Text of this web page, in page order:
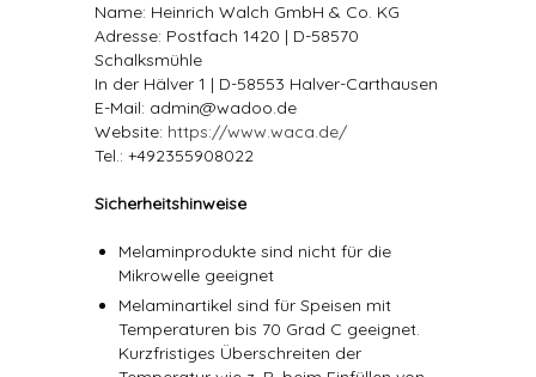
Name: Heinrich Walch GmbH & Co. KG
Adresse: Postfach 1420 | D-58570
Schalksmühle
In der Hälver 1 | D-58553 Halver-Carthausen
E-Mail: admin@wadoo.de
Website: https://www.waca.de/
Tel.: +492355908022
Sicherheitshinweise
Melaminprodukte sind nicht für die
Mikrowelle geeignet
Melaminartikel sind für Speisen mit
Temperaturen bis 70 Grad C geeignet.
Kurzfristiges Überschreiten der